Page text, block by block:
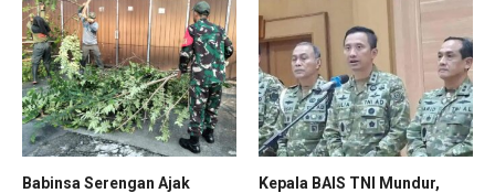
Babinsa Serengan Ajak
Kepala BAIS TNI Mundur,